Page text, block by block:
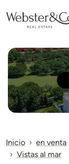
Inicio en venta
Vistas al mar